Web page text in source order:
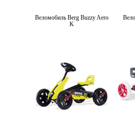
Веломобиль Berg Buzzy Aero
K